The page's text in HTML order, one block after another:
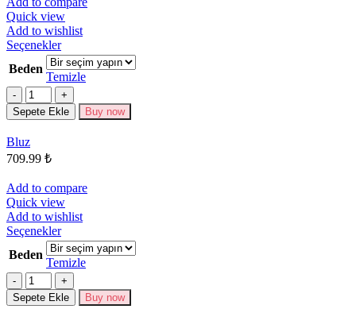
Quick view
Add to wishlist
SeçeneklerBu
ürünün
birden
fazla
varyasyonu
var.
Beden
Temizle
Miktar
Sepete Ekle Buy now
Bluz
709.99 ₺
Add to compare
Quick view
Add to wishlist
SeçeneklerBu
ürünün
birden
fazla
varyasyonu
var.
Beden
Temizle
Miktar
Sepete Ekle Buy now